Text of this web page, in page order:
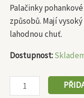
Palačinky
způsobů. Mají
lahodnou chuť.
Dostupnost: